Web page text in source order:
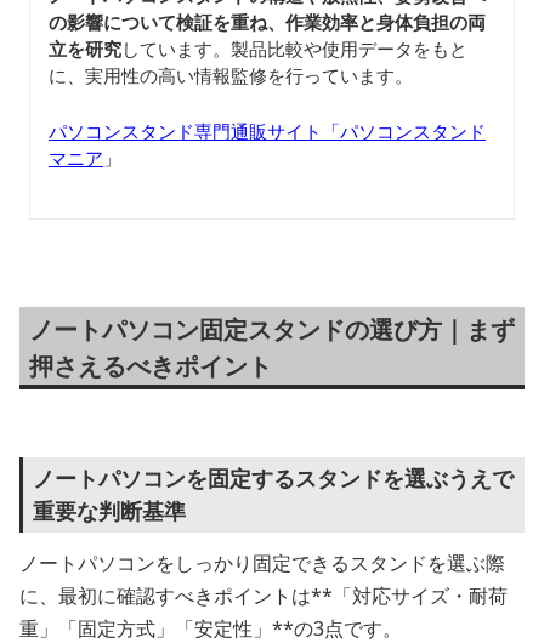
の影響について検証を重ね、作業効率と身体負担の両
立を研究しています。製品比較や使用データをもと
に、実用性の高い情報監修を行っています。
パソコンスタンド専門通販サイト「パソコンスタンド
マニア 」
ノートパソコン固定スタンドの選び方｜まず
押さえるべきポイント
ノートパソコンを固定するスタンドを選ぶうえで
重要な判断基準
ノートパソコンをしっかり固定できるスタンドを選ぶ際
に、最初に確認すべきポイントは**「対応サイズ・耐荷
重」「固定方式」「安定性」**の3点です。